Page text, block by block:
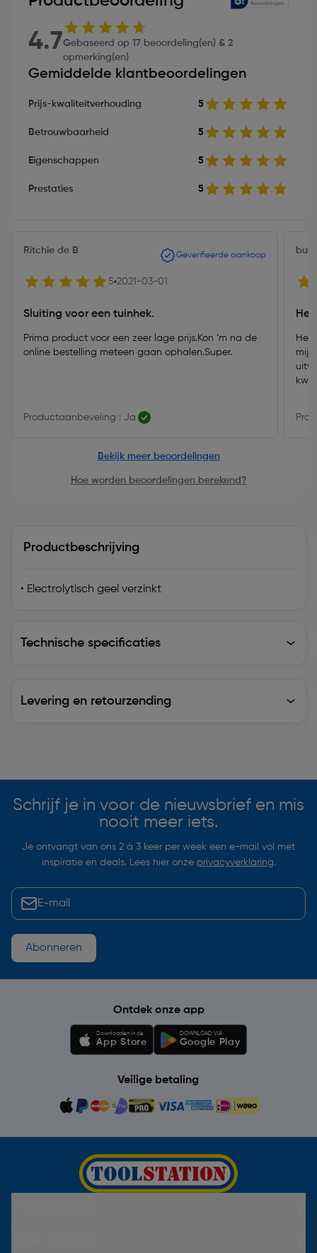
4.7Gebaseerd op 17 beoordeling(en) & 2
opmerking(en)
Gemiddelde klantbeoordelingen
Prijs-kwaliteitverhouding 5
Betrouwbaarheid 5
Eigenschappen 5
Prestaties 5
Ritchie de B Geverifieerde aankoop
5 2021-03-01
Sluiting voor een tuinhek.
Prima product voor een zeer lage prijs.Kon ‘m na de
online bestelling meteen gaan ophalen.Super.
Productaanbeveling : Ja
mijn
Bekijk meer beoordelingen
Hoe worden beoordelingen berekend?
Productbeschrijving
• Electrolytisch geel verzinkt
Technische specificaties
Levering en retourzending
Schrijf je in voor de nieuwsbrief en mis
nooit meer iets.
Je ontvangt van ons 2 à 3 keer per week een e-mail vol met
inspiratie en deals. Lees hier onze privacyverklaring.
Abonneren
Ontdek onze app
Downloaden in de
App Store
DOWNLOAD VIA
Google Play
Veilige betaling